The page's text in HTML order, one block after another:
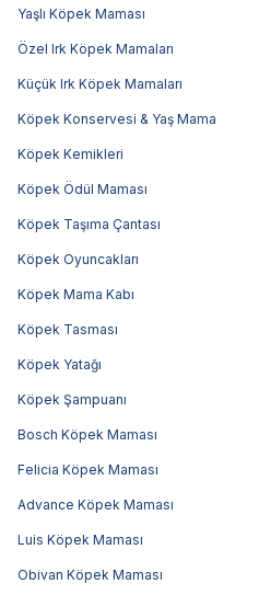
Yaşlı Köpek Maması
Özel Irk Köpek Mamaları
Küçük Irk Köpek Mamaları
Köpek Konservesi & Yaş Mama
Köpek Kemikleri
Köpek Ödül Maması
Köpek Taşıma Çantası
Köpek Oyuncakları
Köpek Mama Kabı
Köpek Tasması
Köpek Yatağı
Köpek Şampuanı
Bosch Köpek Maması
Felicia Köpek Maması
Advance Köpek Maması
Luis Köpek Maması
Obivan Köpek Maması